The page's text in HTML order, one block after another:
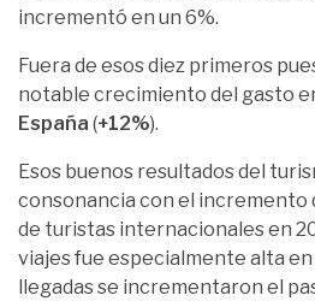
incrementó en un 6%.
Fuera de esos diez primeros
notable crecimiento del gasto
España (+12%).
Esos buenos resultados del
consonancia con el incremento
de turistas internacionales en
viajes fue especialmente alta en
llegadas se incrementaron el